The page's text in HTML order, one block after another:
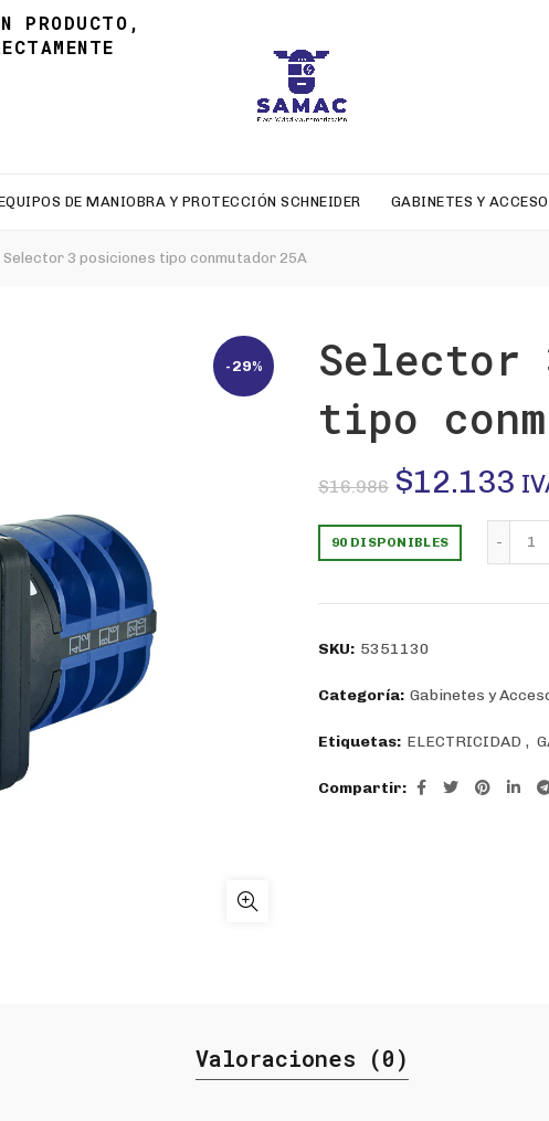
PRODUCTO,
DE MANIOBRA Y PROTECCIÓN SCHNEIDER GABINETES Y
Selector 3 posiciones tipo conmutador 25A
-29%
Selector
tipo
$16.986 El
precio
$12.133 El
90 DISPONIBLES
SKU: 5351130
Categoría: Gabinetes y
Etiquetas: ELECTRICIDAD ,
Compartir
Valoraciones (0)